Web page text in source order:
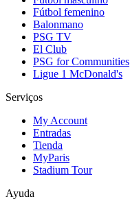
Fútbol femenino
Balonmano
PSG TV
El Club
PSG for Communities
Ligue 1 McDonald's
Serviços
My Account
Entradas
Tienda
MyParis
Stadium Tour
Ayuda